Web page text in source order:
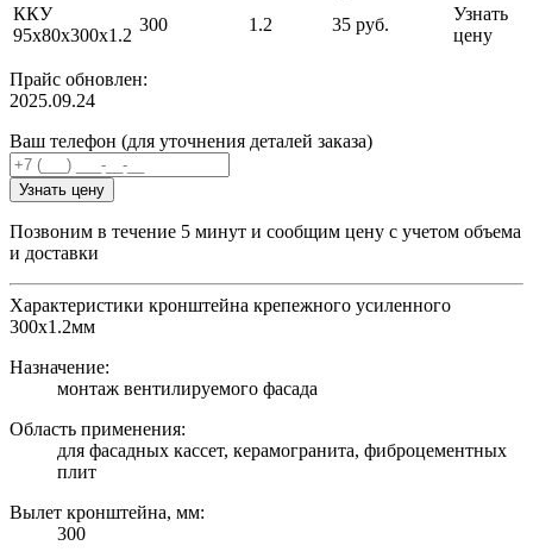
ККУ
95х80х300х1.2
300 1.2 35 руб.
Узнать
цену
Прайс обновлен:
2025.09.24
Ваш телефон (для уточнения деталей заказа)
Узнать цену
Позвоним в течение 5 минут и сообщим цену с учетом объема
и доставки
Характеристики кронштейна крепежного усиленного
300х1.2мм
Назначение:
монтаж вентилируемого фасада
Область применения:
для фасадных кассет, керамогранита, фиброцементных
плит
Вылет кронштейна, мм:
300